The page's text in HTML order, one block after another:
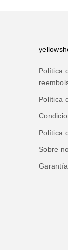
Política
Política
Política
Sobre